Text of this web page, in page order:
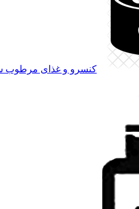
کنسرو و غذای